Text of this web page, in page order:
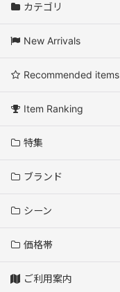
カテゴリ
New Arrivals
Recommended items
Item Ranking
特集
ブランド
シーン
価格帯
ご利用案内